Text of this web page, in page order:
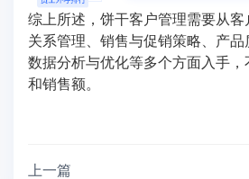
综上所述，饼干客户管理需要从
关系管理、销售与促销策略、产
数据分析与优化等多个方面入手
和销售额。
上一篇